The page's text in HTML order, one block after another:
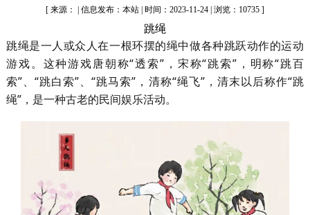
[ 来源： | 信息发布：本站 | 时间：2023-11-24 | 浏览：10735 ]
跳绳
跳绳是一人或众人在一根环摆的绳中做各种跳跃动作的运动
游戏。这种游戏唐朝称“透索”，宋称“跳索”，明称“跳百
索”、“跳白索”、“跳马索”，清称“绳飞”，清末以后称作“跳
绳”，是一种古老的民间娱乐活动。